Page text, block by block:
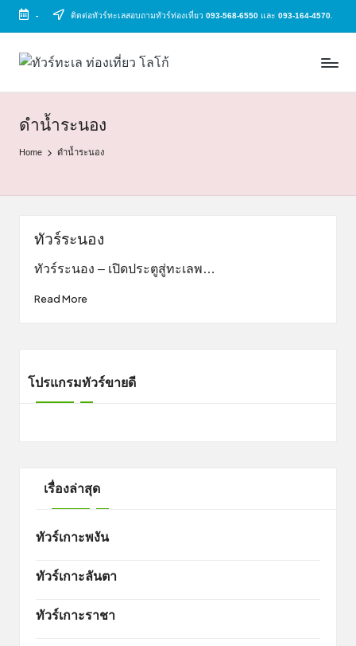
Skip
- ติดต่อทัวร์ทะเลสอบถามทัวร์ท่องเที่ยว093-568-6550 และ093-164-4570
ทั
ว
ร์
ท
เ
ล
ทัวร์
ถูก
|
ทะเล
สวย
ไทย
ดำน้ำระนอง
Home ดำน้ำระนอง
ทัวร์ระนอง
ทัวร์ระนอง – เปิดประตูสู่ทะเลพ…
Read More
โปรแกรมทัวร์ขายดี
เรื่องล่าสุด
ทัวร์เกาะพงัน
ทัวร์เกาะลันตา
ทัวร์เกาะราชา